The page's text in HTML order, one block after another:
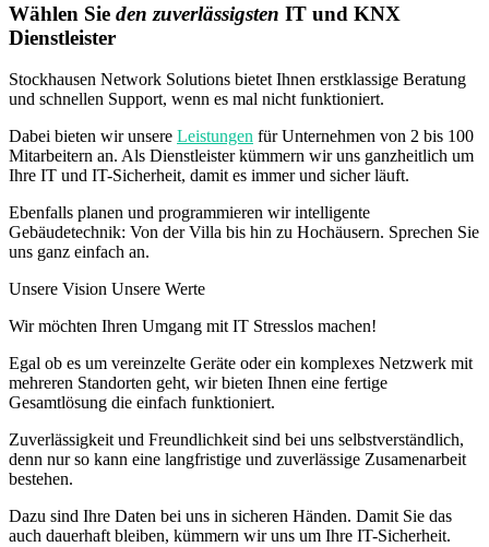
Wählen Sie den zuverlässigsten IT und KNX
Dienstleister
Stockhausen Network Solutions bietet Ihnen erstklassige Beratung
und schnellen Support, wenn es mal nicht funktioniert.
Dabei bieten wir unsere Leistungen für Unternehmen von 2 bis 100
Mitarbeitern an. Als Dienstleister kümmern wir uns ganzheitlich um
Ihre IT und IT-Sicherheit, damit es immer und sicher läuft.
Ebenfalls planen und programmieren wir intelligente
Gebäudetechnik: Von der Villa bis hin zu Hochäusern. Sprechen Sie
uns ganz einfach an.
Unsere Vision Unsere Werte
Wir möchten Ihren Umgang mit IT Stresslos machen!
Egal ob es um vereinzelte Geräte oder ein komplexes Netzwerk mit
mehreren Standorten geht, wir bieten Ihnen eine fertige
Gesamtlösung die einfach funktioniert.
Zuverlässigkeit und Freundlichkeit sind bei uns selbstverständlich,
denn nur so kann eine langfristige und zuverlässige Zusamenarbeit
bestehen.
Dazu sind Ihre Daten bei uns in sicheren Händen. Damit Sie das
auch dauerhaft bleiben, kümmern wir uns um Ihre IT-Sicherheit.